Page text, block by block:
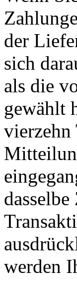
der
sich
als die
gewählt
vierzehn
werden